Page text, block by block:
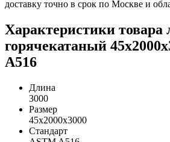
доставку точно в срок по Москве и
Характеристики товара
горячекатаный
A516
Длина
3000
Размер
45х2000х3000
Стандарт